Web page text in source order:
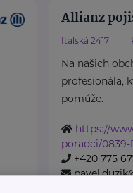
Allianz
Italská 2417
Na našich
profesionála,
pomůže.
https://
poradci/
+420 775